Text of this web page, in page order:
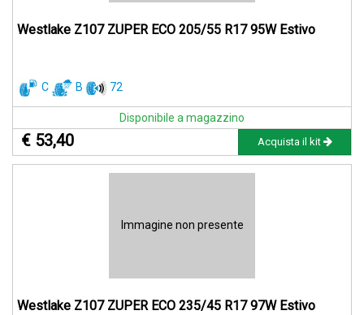
Westlake Z107 ZUPER ECO 205/55 R17 95W Estivo
C B 72
Disponibile a magazzino
€ 53,40 Acquista il kit
Immagine non presente
Westlake Z107 ZUPER ECO 235/45 R17 97W Estivo